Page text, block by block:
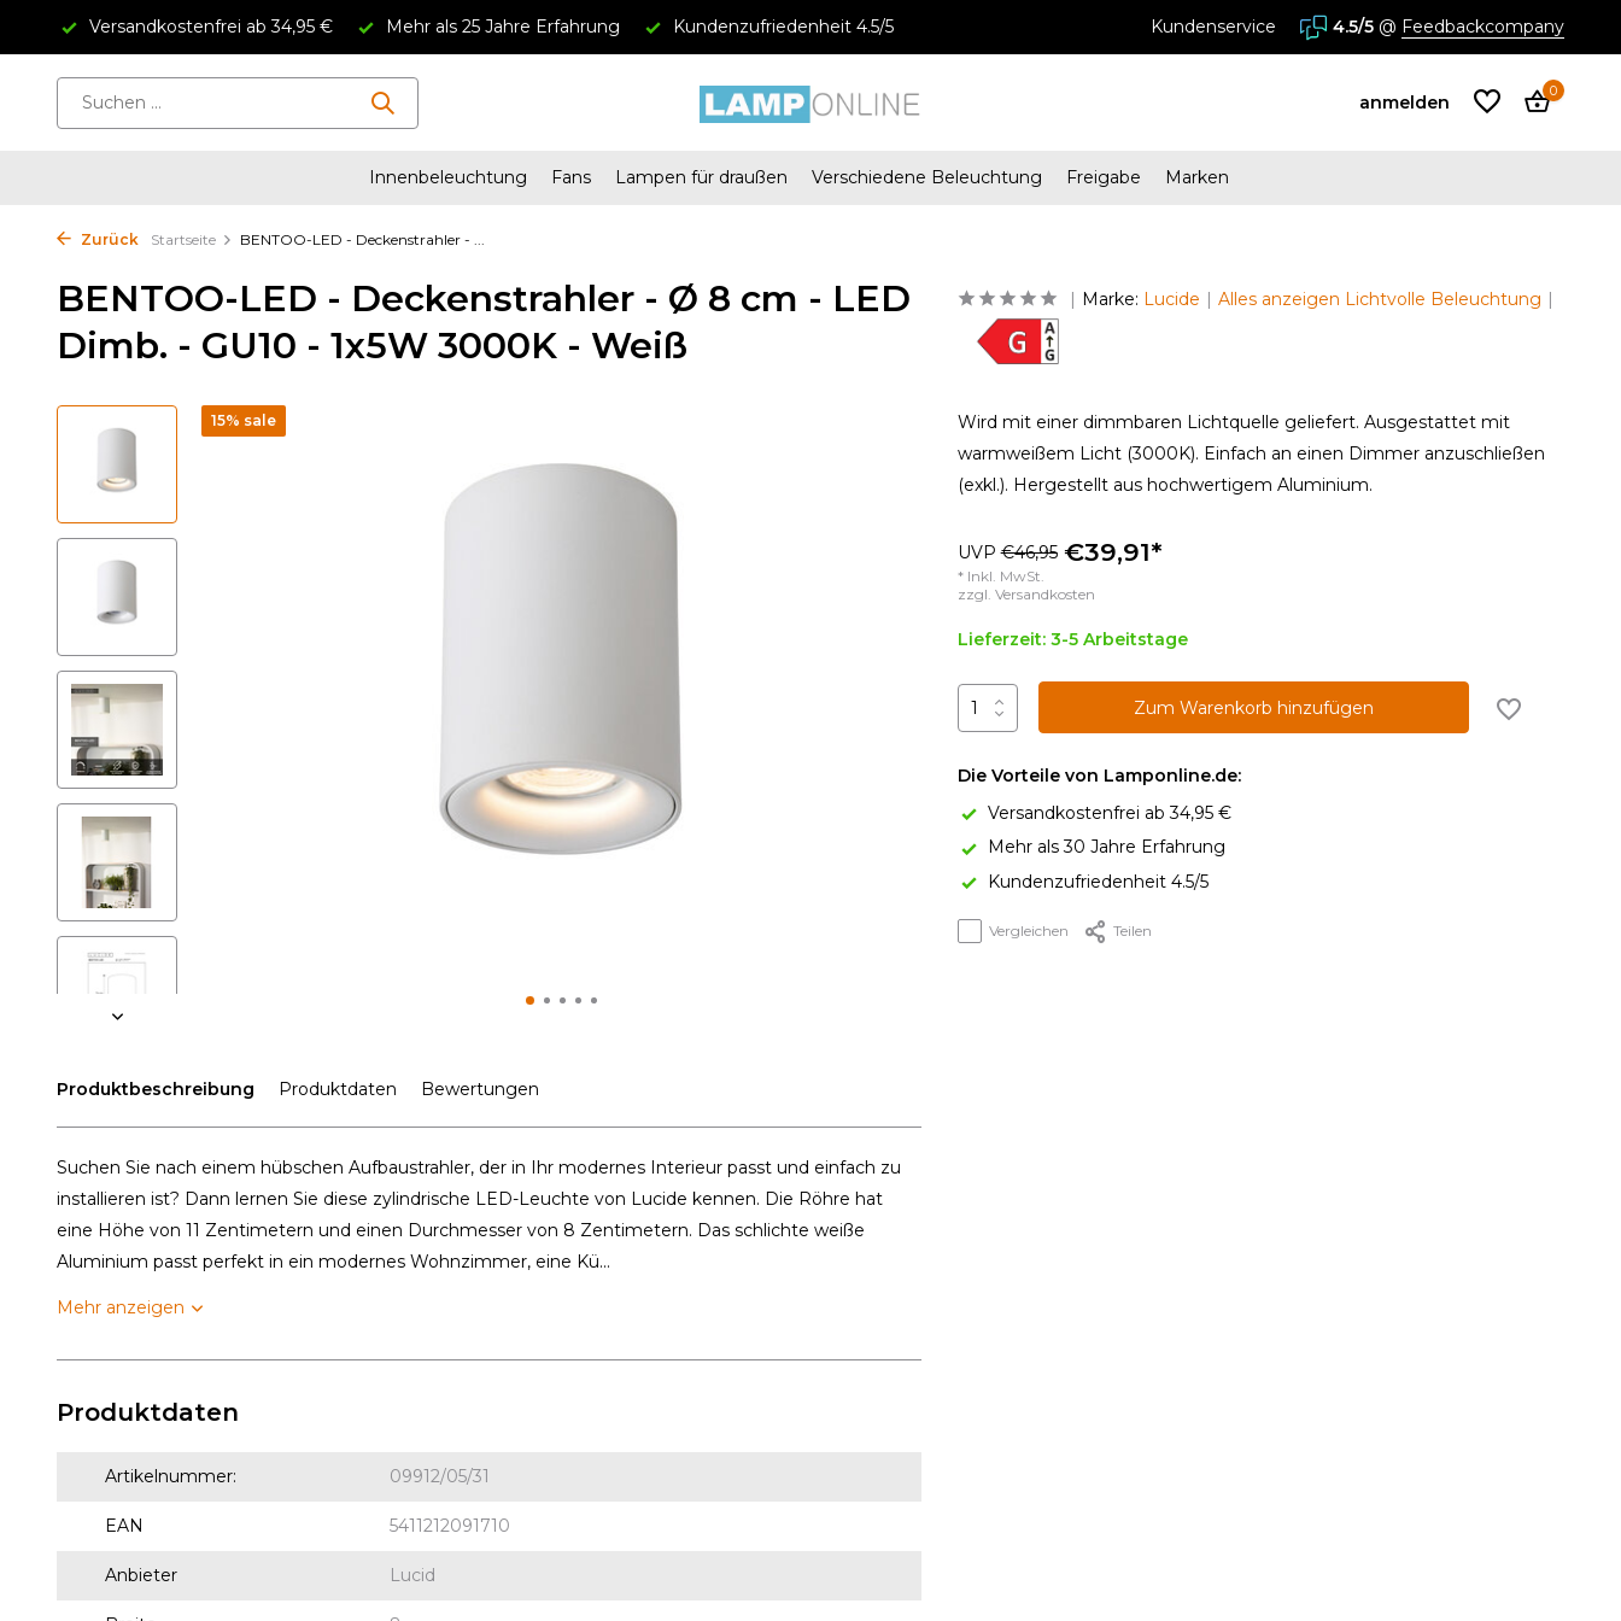
Versandkostenfrei ab 34,95 € Mehr als 25 Jahre Erfahrung Kundenzufriedenheit 4.5/5 Kundenservice 4.5/5 @ Feedbackcompany
anmelden
0
Innenbeleuchtung Fans Lampen für draußen Verschiedene Beleuchtung Freigabe Marken
Zurück Startseite BENTOO-LED - Deckenstrahler - ...
BENTOO-LED - Deckenstrahler - Ø 8 cm - LED
Dimb. - GU10 - 1x5W 3000K - Weiß
15% sale
Produktbeschreibung Produktdaten Bewertungen
Suchen Sie nach einem hübschen Aufbaustrahler, der in Ihr modernes Interieur passt und einfach zu
installieren ist? Dann lernen Sie diese zylindrische LED-Leuchte von Lucide kennen. Die Röhre hat
eine Höhe von 11 Zentimetern und einen Durchmesser von 8 Zentimetern. Das schlichte weiße
Aluminium passt perfekt in ein modernes Wohnzimmer, eine Kü...
Mehr anzeigen
Produktdaten
Artikelnummer: 09912/05/31
EAN 5411212091710
Anbieter Lucid
Marke: Lucide Alles anzeigen Lichtvolle Beleuchtung
Wird mit einer dimmbaren Lichtquelle geliefert. Ausgestattet mit
warmweißem Licht (3000K). Einfach an einen Dimmer anzuschließen
(exkl.). Hergestellt aus hochwertigem Aluminium.
UVP€46,95 €39,91*
* Inkl. MwSt.
zzgl. Versandkosten
Lieferzeit: 3-5 Arbeitstage
Zum Warenkorb hinzufügen
Die Vorteile von Lamponline.de:
Versandkostenfrei ab 34,95 €
Mehr als 30 Jahre Erfahrung
Kundenzufriedenheit 4.5/5
Vergleichen Teilen